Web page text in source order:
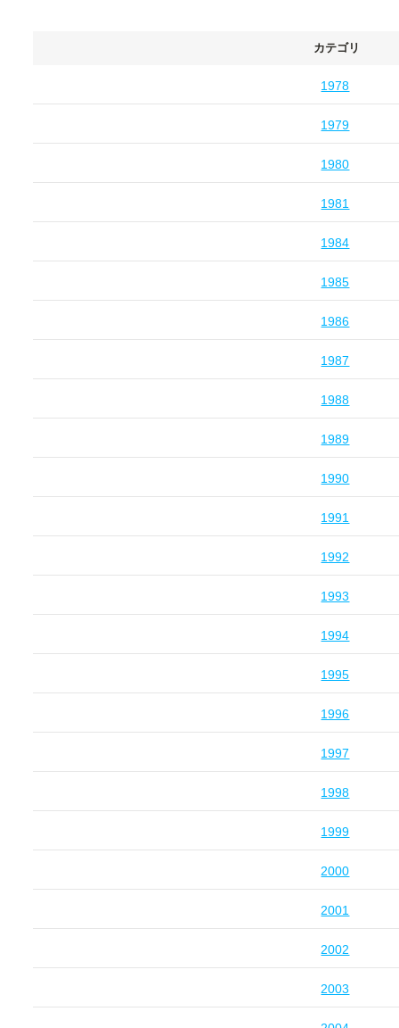
カテゴリ
1978
1979
1980
1981
1984
1985
1986
1987
1988
1989
1990
1991
1992
1993
1994
1995
1996
1997
1998
1999
2000
2001
2002
2003